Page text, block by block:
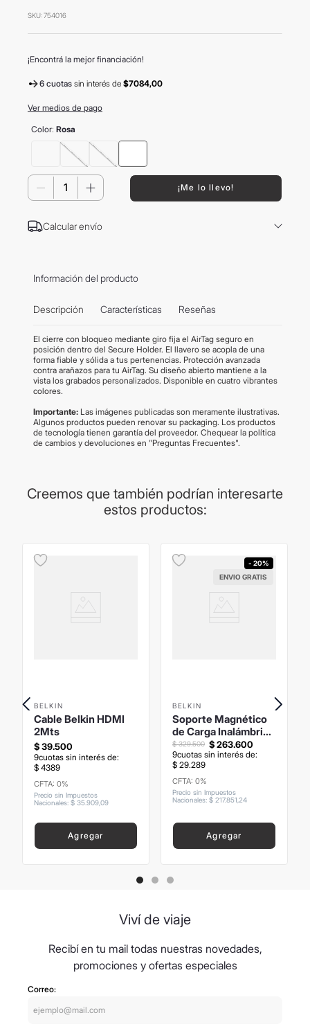
SKU:754016
¡Encontrá la mejor financiación!
6 cuotas sin interésde $7084,00
Ver medios de pago
Color: Rosa
＋
－ ¡Me lo llevo!
Calcular envío
Información del producto
Descripción Características Reseñas
El cierre con bloqueo mediante giro fija el AirTag seguro en
posición dentro del Secure Holder. El llavero se acopla de una
forma fiable y sólida a tus pertenencias. Protección avanzada
contra arañazos para tu AirTag. Su diseño abierto mantiene a la
vista los grabados personalizados. Disponible en cuatro vibrantes
colores.
Importante:Las imágenes publicadas son meramente ilustrativas.
Algunos productos pueden renovar su packaging. Los productos
de tecnología tienen garantía del proveedor. Chequear la política
de cambios y devoluciones en "Preguntas Frecuentes".
Creemos que también podrían interesarte
estos productos:
BELKIN
Cable Belkin HDMI
2Mts
$39.500
9cuotas sin interés de:
$ 4389
CFTA: 0%
Precio sin Impuestos
Nacionales: $ 3590909
Agregar
- 20%
ENVIO GRATIS
BELKIN
Soporte Magnético
de Carga Inalámbrica
Belkin 3 en 1 con Qi2
$263.600
$ 329.500
9cuotas sin interés de:
$ 29.289
CFTA: 0%
Precio sin Impuestos
Nacionales: $ 217.851 24
Agregar
Viví de viaje
Recibí en tu mail todas nuestras novedades,
promociones y ofertas especiales
Correo:
9. vino